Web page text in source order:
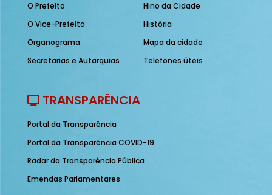
O Prefeito
O Vice-Prefeito
Organograma
Secretarias e Autarquias
Hino da Cidade
História
Mapa da cidade
Telefones úteis
TRANSPARÊNCIA
Portal da Transparência
Portal da Transparência COVID-19
Radar da Transparência Pública
Emendas Parlamentares